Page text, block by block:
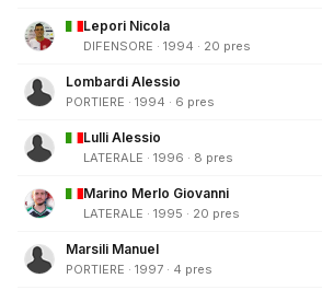
Lepori Nicola
DIFENSORE · 1994 · 20 pres
Lombardi Alessio
PORTIERE · 1994 · 6 pres
Lulli Alessio
LATERALE · 1996 · 8 pres
Marino Merlo Giovanni
LATERALE · 1995 · 20 pres
Marsili Manuel
PORTIERE · 1997 · 4 pres